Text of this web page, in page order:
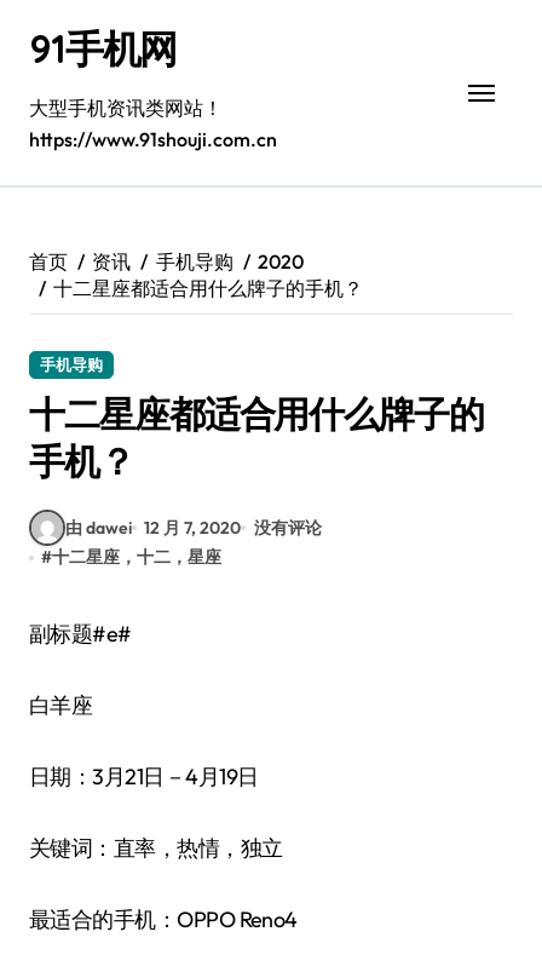
91手机网
大型手机资讯类网站！
https://www.91shouji.com.cn
首页 资讯 手机导购
2020
十二星座都适合用什么牌子的手机？
手机导购
十二星座都适合用什么牌子的
手机？
由 dawei 12 月 7, 2020 没有评论
#十二星座，十二，星座
副标题#e#
白羊座
日期：3月21日－4月19日
关键词：直率，热情，独立
最适合的手机：OPPO Reno4